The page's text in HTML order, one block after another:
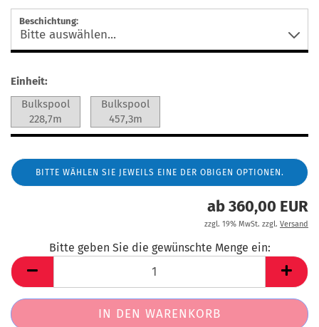
Beschichtung:
Einheit:
Bulkspool
228,7m
Bulkspool
457,3m
BITTE WÄHLEN SIE JEWEILS EINE DER OBIGEN OPTIONEN.
ab 360,00 EUR
zzgl. 19% MwSt. zzgl. Versand
Bitte geben Sie die gewünschte Menge ein: